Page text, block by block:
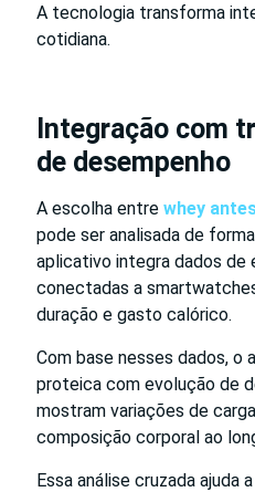
A tecnologia transforma
cotidiana.
Integração com
de desempenho
A escolha entre whey
pode ser analisada de
aplicativo integra dados de
conectadas a
duração e gasto calórico.
Com base nesses dados, o
proteica com evolução de
mostram variações de
composição corporal ao
Essa análise cruzada